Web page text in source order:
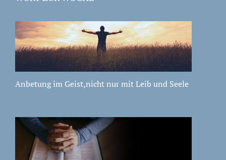
Anbetung im Geist,nicht nur mit Leib und Seele